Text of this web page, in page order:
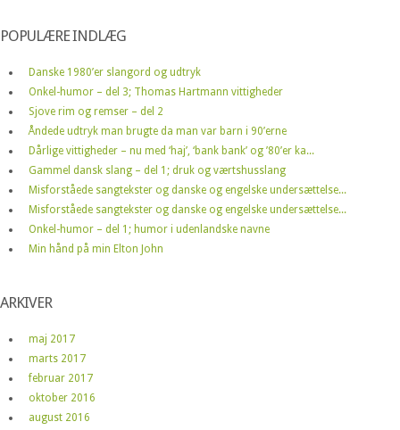
POPULÆRE INDLÆG
Danske 1980’er slangord og udtryk
Onkel-humor – del 3; Thomas Hartmann vittigheder
Sjove rim og remser – del 2
Åndede udtryk man brugte da man var barn i 90’erne
Dårlige vittigheder – nu med ‘haj’, ‘bank bank’ og ’80’er ka...
Gammel dansk slang – del 1; druk og værtshusslang
Misforståede sangtekster og danske og engelske undersættelse...
Misforståede sangtekster og danske og engelske undersættelse...
Onkel-humor – del 1; humor i udenlandske navne
Min hånd på min Elton John
ARKIVER
maj 2017
marts 2017
februar 2017
oktober 2016
august 2016